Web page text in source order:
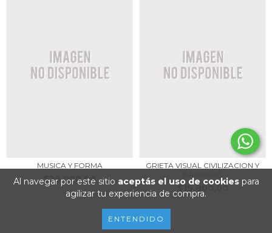
Al navegar por este sitio aceptás el uso de cookiespara
agilizar tu experiencia de compra.
ENTENDIDO
MUSICA Y FORMA
$28.000,00
GRIETA VISUAL CIVILIZACION Y
$19.800,00